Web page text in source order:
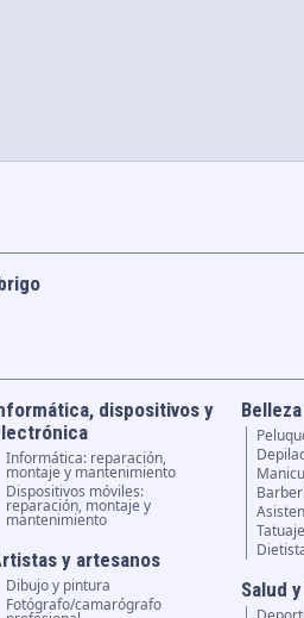
dispositivos y
Informática: reparación,
montaje y mantenimiento
Dispositivos móviles:
reparación, montaje y
mantenimiento
y artesanos
Dibujo y pintura
Fotógrafo/camarógrafo
Salud